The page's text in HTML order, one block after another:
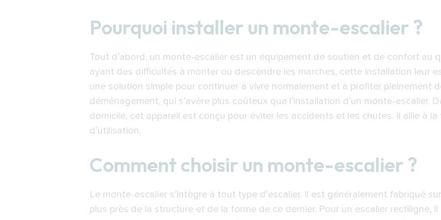
Comment choisir un monte-escalier ?
Comment fonctionne un monte-escalier ?
Financer l’installation d’un monte-escalier à Compiègne
Trouver un installateur de monte-escalier à Compiègne
Pourquoi installer un monte-escalier ?
Tout d’abord, un monte-escalier est un équipement de soutien et de confort au
ayant des difficultés à monter ou descendre les marches, cette installation leur
une solution simple pour continuer à vivre normalement et à profiter pleinement
déménagement, qui s’avère plus coûteux que l’installation d’un monte-escalier.
domicile, cet appareil est conçu pour éviter les accidents et les chutes. Il allie à
d’utilisation.
Comment choisir un monte-escalier ?
Le monte-escalier s’intègre à tout type d’escalier. Il est généralement fabriqué
plus près de la structure et de la forme de ce dernier. Pour un escalier rectiligne,